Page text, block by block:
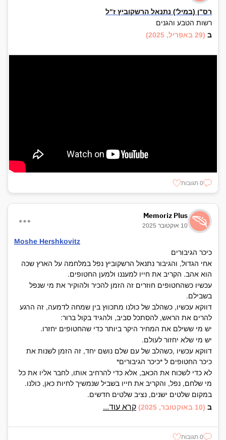
רס"ן (במיל') נתנאל הרשקוביץ ז"ל
רשות הטבע והגנים
ב (29 באפריל, 2025)
0 תגובות
Memoriz Plus
10 אוקטובר 2025
Moshe Hershkovitz
כיכר הגיבורים
אחי הגדול, והגיבור נתנאל הרשקוביץ נפל במלחמה על הארץ שכה
הוא אהב. הקריב את חייו למעננו ולמען החטופים.
עכשיו כשהחטופים חוזרים זה הזמן להכיר ולהוקיר את מי שנפל
בשבילם.
דווקא עכשיו, כשהלב של כולנו מתכווץ בין שמחה לדמעה, זה הרגע
להרים את הראש, להסתכל סביב, ולהגיד בקול ברור:
יש מי ששילם את המחיר היקר ביותר כדי שהחטופים יחזרו.
יש מי שלא יחזור לעולם.
דווקא עכשיו ,כשהלב של עם שלם נושם יחד, זה הזמן לשנות את
כיכר החטופים ל *כיכר הגיבורים*
לא כדי לשכוח את הכאב, אלא כדי להרחיב אותו, לחבר אליו את כל
מי שלחם, נפל, והקריב את חייו בשביל שנמשיך לחיות כאן, כולנו.
במקום שלטים ישנים, נציב שלטים חדשים.
במקום מדבקות של מחאה נשים מדבקות של תודה.
מה נלחמו, ואיך חייכו עד הרגע האחרון.
ב (10 באוקטובר, 2025) קרא עוד...
0 תגובות